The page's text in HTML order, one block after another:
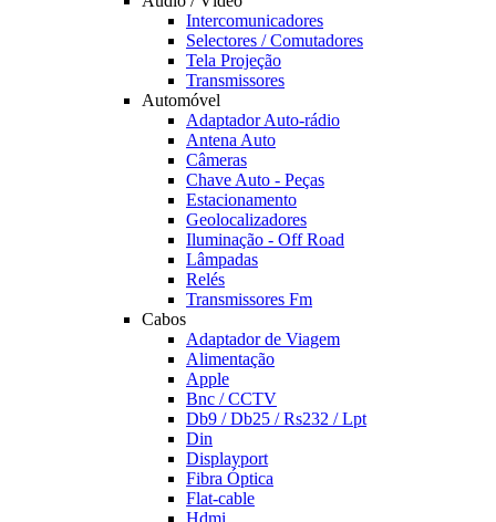
Intercomunicadores
Selectores / Comutadores
Tela Projeção
Transmissores
Automóvel
Adaptador Auto-rádio
Antena Auto
Câmeras
Chave Auto - Peças
Estacionamento
Geolocalizadores
Iluminação - Off Road
Lâmpadas
Relés
Transmissores Fm
Cabos
Adaptador de Viagem
Alimentação
Apple
Bnc / CCTV
Db9 / Db25 / Rs232 / Lpt
Din
Displayport
Fibra Óptica
Flat-cable
Hdmi